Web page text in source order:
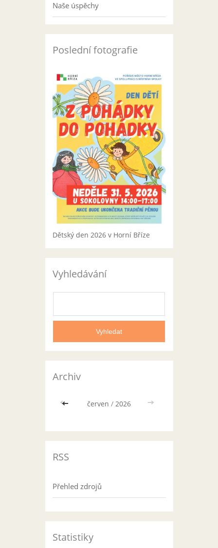
Naše úspěchy
Poslední fotografie
Dětský den 2026 v Horní Bříze
Vyhledávání
Archiv
<< červen / 2026 >>
RSS
Přehled zdrojů
Statistiky